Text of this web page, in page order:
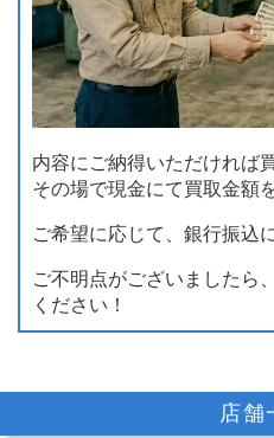
内容にご納得いただければ
その場で現金にて買取金額
ご希望に応じて、銀行振込
ご不明点がございましたら
ください！
店舗